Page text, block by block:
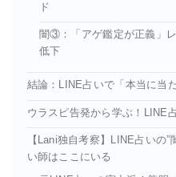
ド
闇③：「アゲ鑑定が正義」
低下
結論：LINE占いで「本当に当
ウラスピ告発から学ぶ！LINE
【Lani独自考察】LINE占いの
い師はここにいる